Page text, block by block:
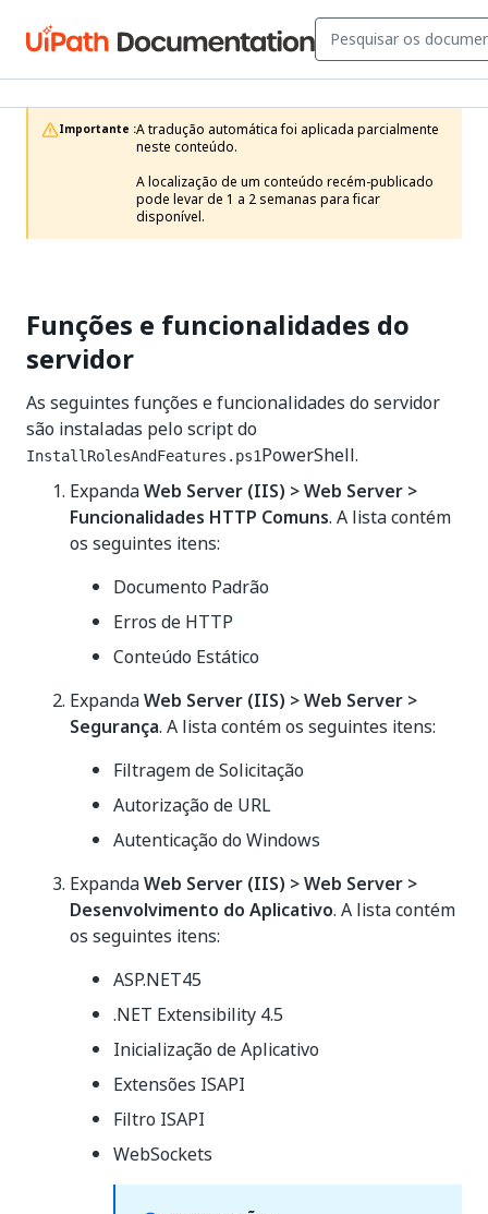
Importante :A tradução automática foi aplicada parcialmente
neste conteúdo.
A localização de um conteúdo recém-publicado
pode levar de 1 a 2 semanas para ficar
disponível.
Funções e funcionalidades do
servidor
As seguintes funções e funcionalidades do servidor
são instaladas pelo script do
InstallRolesAndFeatures.ps1PowerShell.
ExpandaWeb Server (IIS) > Web Server >
Funcionalidades HTTP Comuns. A lista contém
os seguintes itens:
Documento Padrão
Erros de HTTP
Conteúdo Estático
ExpandaWeb Server (IIS) > Web Server >
Segurança. A lista contém os seguintes itens:
Filtragem de Solicitação
Autorização de URL
Autenticação do Windows
ExpandaWeb Server (IIS) > Web Server >
Desenvolvimento do Aplicativo. A lista contém
os seguintes itens:
ASP.NET45
.NET Extensibility 4.5
Inicialização de Aplicativo
Extensões ISAPI
Filtro ISAPI
WebSockets